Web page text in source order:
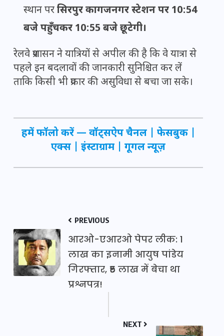
स्थान परसिरपुर कागजनगर स्टेशन पर 10:54
बजे पहुँचकर 10:55 बजे छूटेगी।
रेलवे प्रशासन ने यात्रियों से अपील की है कि वे यात्रा से
पहले इन बदलावों की जानकारी सुनिश्चित कर लें
ताकि किसी भी प्रकार की असुविधा से बचा जा सके।
हमें फॉलो करें — वॉट्सऐप चैनल फेसबुक
एक्स
इंस्टाग्राम गूगल न्यूज़
PREVIOUS
आरओ-एआरओ पेपर लीक: 1
लाख का इनामी आयुष पांडेय
गिरफ्तार, ₹5 लाख में बेचा था
प्रश्नपत्र!
NEXT